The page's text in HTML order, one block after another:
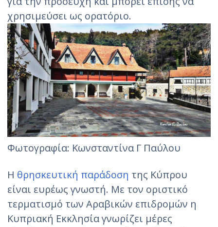
χρησιμεύσει ως ορατόριο.
Φωτογραφία: Κωνσταντίνα Γ Παύλου
Η θρησκευτική παράδοση της Κύπρου
είναι ευρέως γνωστή. Με τον οριστικό
τερματισμό των Αραβικών επιδρομών η
Κυπριακή Εκκλησία γνωρίζει μέρες